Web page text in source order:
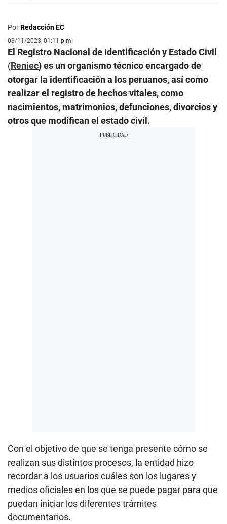
PorRedacción EC
03/11/2023, 01:11 p.m.
El Registro Nacional de Identificación y Estado Civil
(Reniec) es un organismo técnico encargado de
otorgar la identificación a los peruanos, así como
realizar el registro de hechos vitales, como
nacimientos, matrimonios, defunciones, divorcios y
otros que modifican el estado civil.
Con el objetivo de que se tenga presente cómo se
realizan sus distintos procesos, la entidad hizo
recordar a los usuarios cuáles son los lugares y
medios oficiales en los que se puede pagar para que
puedan iniciar los diferentes trámites
documentarios.